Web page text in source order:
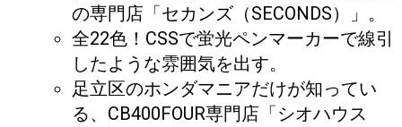
の専門店「セカンズ（SECONDS）」。
全22色！CSSで蛍光ペンマーカーで線引
したような雰囲気を出す。
足立区のホンダマニアだけが知ってい
る、CB400FOUR専門店「シオハウス